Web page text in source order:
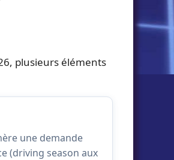
plusieurs éléments
une demande
(driving season aux